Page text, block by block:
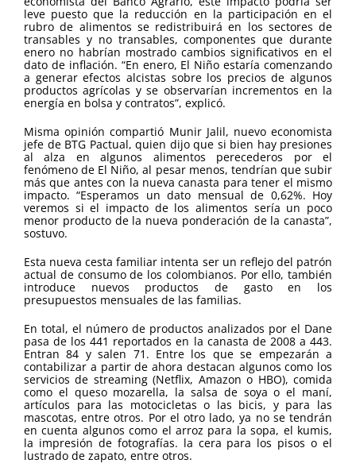
leve puesto que la reducción en la participación en el
rubro de alimentos se redistribuirá en los sectores de
transables y no transables, componentes que durante
enero no habrían mostrado cambios significativos en el
dato de inflación. “En enero, El Niño estaría comenzando
a generar efectos alcistas sobre los precios de algunos
productos agrícolas y se observarían incrementos en la
energía en bolsa y contratos”, explicó.
Misma opinión compartió Munir Jalil, nuevo economista
jefe de BTG Pactual, quien dijo que si bien hay presiones
al alza en algunos alimentos perecederos por el
fenómeno de El Niño, al pesar menos, tendrían que subir
más que antes con la nueva canasta para tener el mismo
impacto. “Esperamos un dato mensual de 0,62%. Hoy
veremos si el impacto de los alimentos sería un poco
menor producto de la nueva ponderación de la canasta”,
sostuvo.
Esta nueva cesta familiar intenta ser un reflejo del patrón
actual de consumo de los colombianos. Por ello, también
introduce nuevos productos de gasto en los
presupuestos mensuales de las familias.
En total, el número de productos analizados por el Dane
pasa de los 441 reportados en la canasta de 2008 a 443.
Entran 84 y salen 71. Entre los que se empezarán a
contabilizar a partir de ahora destacan algunos como los
servicios de streaming (Netflix, Amazon o HBO), comida
como el queso mozarella, la salsa de soya o el maní,
artículos para las motocicletas o las bicis, y para las
mascotas, entre otros. Por el otro lado, ya no se tendrán
en cuenta algunos como el arroz para la sopa, el kumis,
la impresión de fotografías. la cera para los pisos o el
lustrado de zapato, entre otros.